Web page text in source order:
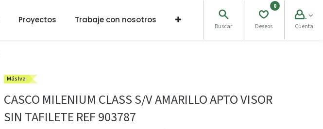
Proyectos Trabaje con nosotros
Buscar
0
Deseos Cuenta
Más Iva
CASCO MILENIUM CLASS S/V AMARILLO APTO VISOR
SIN TAFILETE REF 903787